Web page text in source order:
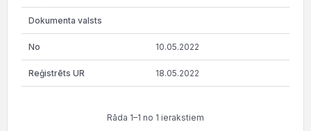
10.05.2022
18.05.2022
Rāda 1–1 no 1 ierakstiem